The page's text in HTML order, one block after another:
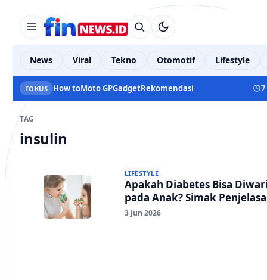
News Viral Tekno Otomotif Lifestyle
FOKUS How toMoto GPGadgetRekomendasi
TAG
insulin
LIFESTYLE
Apakah Diabetes Bisa
pada Anak? Simak
3 Jun 2026